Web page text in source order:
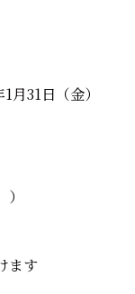
月31日（金）
ます